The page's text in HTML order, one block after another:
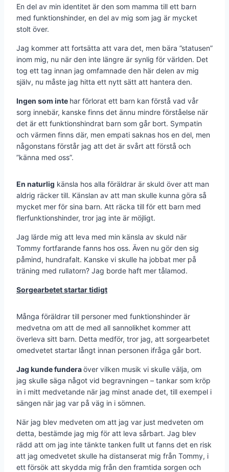
En del av min identitet är den som mamma till ett barn
med funktionshinder, en del av mig som jag är mycket
stolt över.
Jag kommer att fortsätta att vara det, men bära ”statusen”
inom mig, nu när den inte längre är synlig för världen. Det
tog ett tag innan jag omfamnade den här delen av mig
själv, nu måste jag hitta ett nytt sätt att hantera den.
Ingen som inte har förlorat ett barn kan förstå vad vår
sorg innebär, kanske finns det ännu mindre förståelse när
det är ett funktionshindrat barn som går bort. Sympatin
och värmen finns där, men empati saknas hos en del, men
någonstans förstår jag att det är svårt att förstå och
”känna med oss”.
En naturlig känsla hos alla föräldrar är skuld över att man
aldrig räcker till. Känslan av att man skulle kunna göra så
mycket mer för sina barn. Att räcka till för ett barn med
flerfunktionshinder, tror jag inte är möjligt.
Jag lärde mig att leva med min känsla av skuld när
Tommy fortfarande fanns hos oss. Även nu gör den sig
påmind, hundrafalt. Kanske vi skulle ha jobbat mer på
träning med rullatorn? Jag borde haft mer tålamod.
Sorgearbetet startar tidigt
Många föräldrar till personer med funktionshinder är
medvetna om att de med all sannolikhet kommer att
överleva sitt barn. Detta medför, tror jag, att sorgearbetet
omedvetet startar långt innan personen ifråga går bort.
Jag kunde funderaöver vilken musik vi skulle välja, om
jag skulle säga något vid begravningen – tankar som kröp
in i mitt medvetande när jag minst anade det, till exempel i
sängen när jag var på väg in i sömnen.
När jag blev medveten om att jag var just medveten om
detta, bestämde jag mig för att leva sårbart. Jag blev
rädd att om jag inte tänkte tanken fullt ut fanns det en risk
att jag omedvetet skulle ha distanserat mig från Tommy, i
ett försök att skydda mig från den framtida sorgen och